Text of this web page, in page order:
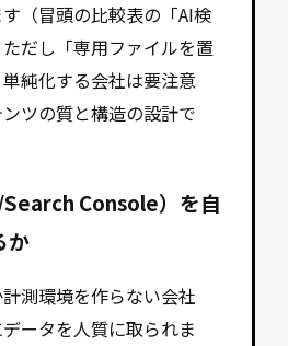
（冒頭の比較表の「AI検
だし「専用ファイルを置
純化する会社は要注意
ツの質と構造の設計で
Console）を自
か
測環境を作らない会社
ータを人質に取られま